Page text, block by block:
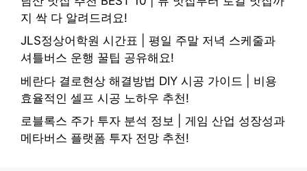
지 싹 다 알려드려요!
JLS정상어학원 시간표 | 평일 주말 저녁 스케줄과
셔틀버스 운행 꿀팁 공유해요!
베란다 결로현상 해결방법 DIY 시공 가이드 | 비용
효율적인 셀프 시공 노하우 추천!
로블록스 주가 투자 분석 정보 | 게임 산업 성장성과
메타버스 플랫폼 투자 전망 추천!